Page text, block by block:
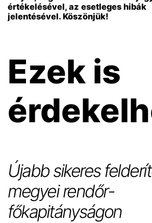
értékelésével, az esetleges hibák
jelentésével. Köszönjük!
Ezek is
Újabb sikeres
megyei rendőr-
főkapitányságon